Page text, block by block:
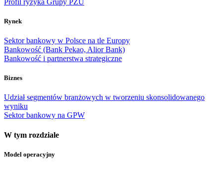
Rynek
Sektor bankowy w Polsce na tle Europy
Bankowość (Bank Pekao, Alior Bank)
Bankowość i partnerstwa strategiczne
Biznes
Udział segmentów branżowych w tworzeniu skonsolidowanego
wyniku
Sektor bankowy na GPW
W tym rozdziale
Model operacyjny